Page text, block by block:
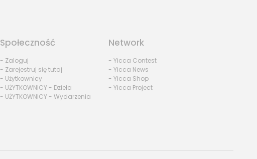
Społeczność
- Zaloguj
- Zarejestruj się tutaj
- Użytkownicy
- UŻYTKOWNICY - Dzieła
- UŻYTKOWNICY - Wydarzenia
Network
- Yicca Contest
- Yicca News
- Yicca Shop
- Yicca Project